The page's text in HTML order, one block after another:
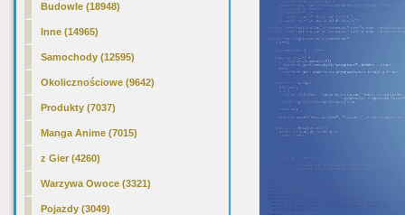
Budowle (18948)
Inne (14965)
Samochody (12595)
Okolicznościowe (9642)
Produkty (7037)
Manga Anime (7015)
z Gier (4260)
Warzywa Owoce (3321)
Pojazdy (3049)